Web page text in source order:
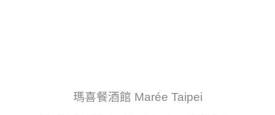
瑪喜餐酒館 Marée Taipei